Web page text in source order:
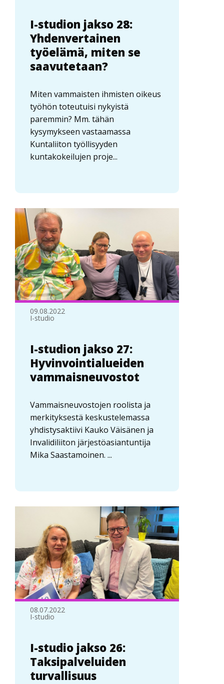
I-studion jakso 28:
Yhdenvertainen
työelämä, miten se
saavutetaan?
Miten vammaisten ihmisten oikeus
työhön toteutuisi nykyistä
paremmin? Mm. tähän
kysymykseen vastaamassa
Kuntaliiton työllisyyden
kuntakokeilujen proje...
09.08.2022
I-studio
I-studion jakso 27:
Hyvinvointialueiden
vammaisneuvostot
Vammaisneuvostojen roolista ja
merkityksestä keskustelemassa
yhdistysaktiivi Kauko Väisänen ja
Invalidiliiton järjestöasiantuntija
Mika Saastamoinen. ...
08.07.2022
I-studio
I-studio jakso 26:
Taksipalveluiden
turvallisuus